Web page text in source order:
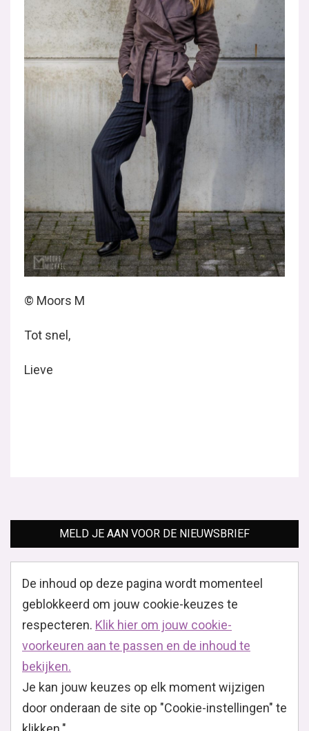
© Moors M
Tot snel,
Lieve
MELD JE AAN VOOR DE NIEUWSBRIEF
De inhoud op deze pagina wordt momenteel
geblokkeerd om jouw cookie-keuzes te
respecteren. Klik hier om jouw cookie-
voorkeuren aan te passen en de inhoud te
bekijken.
Je kan jouw keuzes op elk moment wijzigen
door onderaan de site op "Cookie-instellingen" te